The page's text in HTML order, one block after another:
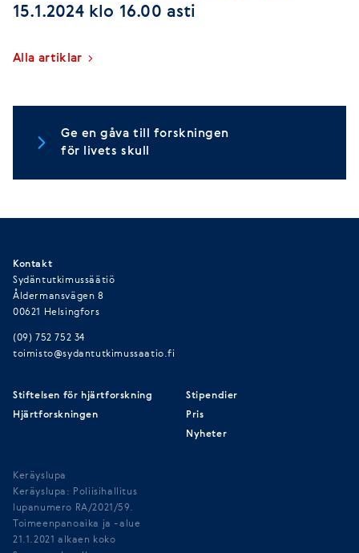
15.1.2024 klo 16.00 asti
Alla artiklar
Ge en gåva till forskningen
för livets skull
Kontakt
Sydäntutkimussäätiö
Åldermansvägen 8
00621 Helsingfors
(09) 752 752 34
toimisto@sydantutkimussaatio.fi
Stiftelsen för hjärtforskning
Hjärtforskningen
Stipendier
Pris
Nyheter
Keräyslupa
Keräyslupa: Poliisihallitus
lupanumero RA/2021/59.
Toimeenpanoaika ja -alue
21.1.2021 alkaen koko